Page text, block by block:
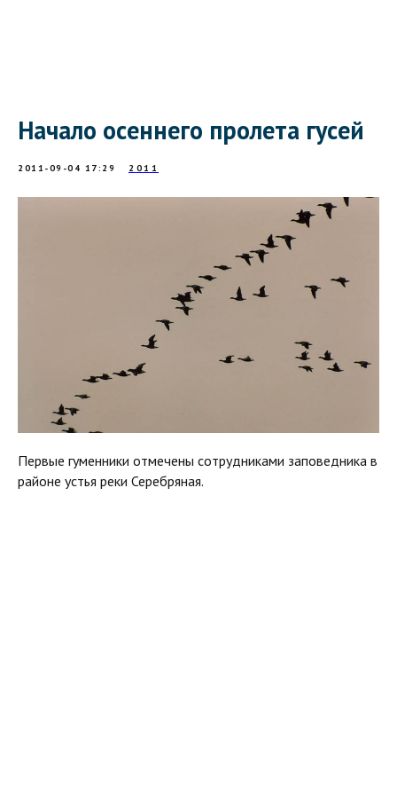
Начало осеннего пролета гусей
2011-09-04 17:29 2011
Первые гуменники отмечены сотрудниками заповедника в
районе устья реки Серебряная.